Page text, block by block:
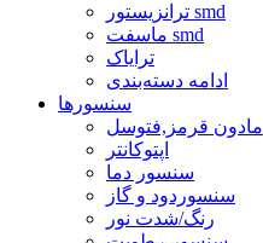
ترانزیستور smd
ماسفت smd
ترایاک
ادامه دسته‌بندی
سنسورها
مادون قرمز,فتوسل
اپتوکانتر
سنسور دما
سنسوردود و گاز
رنگ/شدت نور